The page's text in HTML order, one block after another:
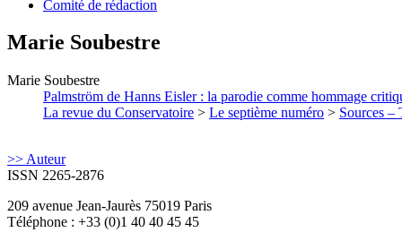
Comité de rédaction
Marie Soubestre
Marie Soubestre
Palmström de Hanns Eisler : la parodie comme hommage
La revue du Conservatoire > Le septième numéro > Sources –
>> Auteur
ISSN 2265-2876
209 avenue Jean-Jaurès 75019 Paris
Téléphone : +33 (0)1 40 40 45 45